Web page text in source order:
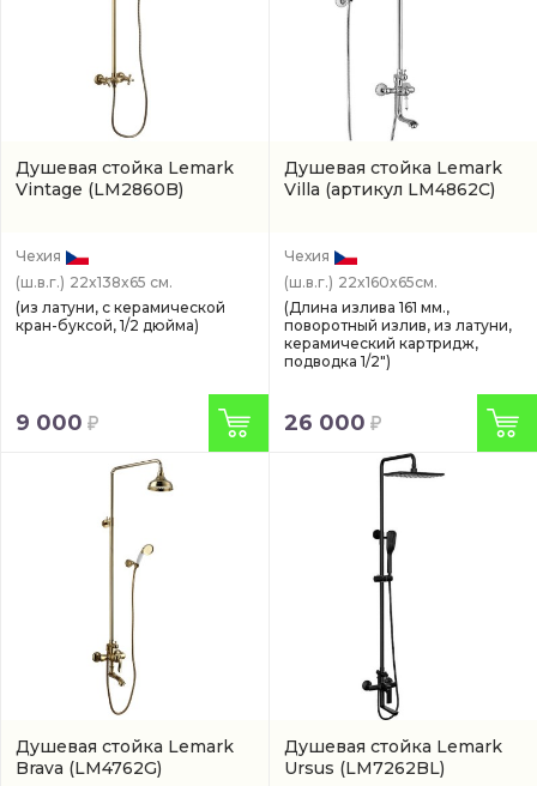
Душевая стойка Lemark
Vintage (LM2860B)
Чехия
(ш.в.г.) 22x138x65 см.
(из латуни, с керамической
кран-буксой, 1/2 дюйма)
9 000
Душевая стойка Lemark
Villa (артикул LM4862C)
Чехия
(ш.в.г.) 22x160x65см.
(Длина излива 161 мм.,
поворотный излив, из латуни,
керамический картридж,
подводка 1/2")
26 000
Душевая стойка Lemark
Brava (LM4762G)
Душевая стойка Lemark
Ursus (LM7262BL)